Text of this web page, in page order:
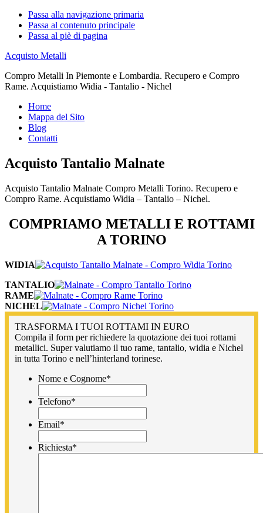
Passa alla navigazione primaria
Passa al contenuto principale
Passa al piè di pagina
Acquisto Metalli
Compro Metalli In Piemonte e Lombardia. Recupero e Compro
Rame. Acquistiamo Widia - Tantalio - Nichel
Home
Mappa del Sito
Blog
Contatti
Acquisto Tantalio Malnate
Acquisto Tantalio Malnate Compro Metalli Torino. Recupero e
Compro Rame. Acquistiamo Widia – Tantalio – Nichel.
COMPRIAMO METALLI E ROTTAMI
A TORINO
WIDIA
TANTALIO
RAME
NICHEL
TRASFORMA I TUOI ROTTAMI IN EURO
Compila il form per richiedere la quotazione dei tuoi rottami
metallici. Super valutiamo il tuo rame, tantalio, widia e Nichel
in tutta Torino e nell’hinterland torinese.
Nome e Cognome*
Telefono*
Email*
Richiesta*